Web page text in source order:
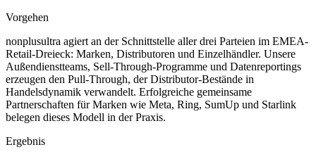
Vorgehen
nonplusultra agiert an der Schnittstelle aller drei Parteien im EMEA-
Retail-Dreieck: Marken, Distributoren und Einzelhändler. Unsere
Außendienstteams, Sell-Through-Programme und Datenreportings
erzeugen den Pull-Through, der Distributor-Bestände in
Handelsdynamik verwandelt. Erfolgreiche gemeinsame
Partnerschaften für Marken wie Meta, Ring, SumUp und Starlink
belegen dieses Modell in der Praxis.
Ergebnis